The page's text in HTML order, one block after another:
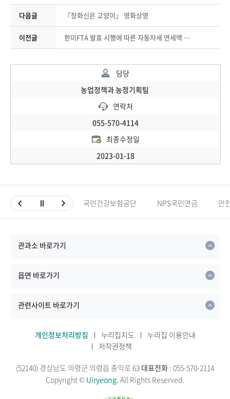
다음글 『장화신은 고양이』 영화상영
이전글 한미FTA 발효 시행에 따른 자동차세 연세액 환급처리 안내
담당
농업정책과 농정기획팀
연락처
055-570-4114
최종수정일
2023-01-18
국민건강보험공단 NPS국민연금 안
관과소 바로가기
읍면 바로가기
관련사이트 바로가기
개인정보처리방침 누리집지도
누리집 이용안내
저작권정책
(52140) 경상남도 의령군 의령읍 충익로 63 대표전화 : 055-570-2114
Copyright © Uiryeong. All Rights Reserved.